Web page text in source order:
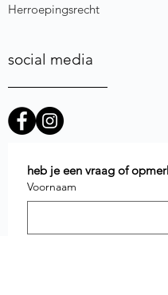
Herroepingsrecht
social media
heb je een vraag of
Voornaam